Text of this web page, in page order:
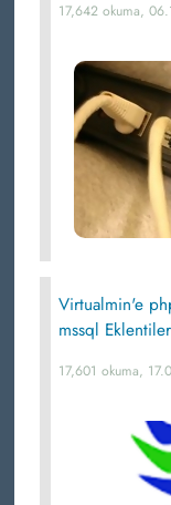
17,642 okuma,
Virtualmin'e
mssql
17,601 okuma,